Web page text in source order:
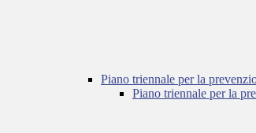
Piano triennale per la
Piano triennale per la